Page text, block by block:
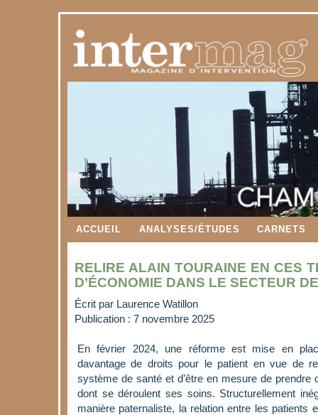
ACCUEIL ANALYSES/ÉTUDES CARNETS
RELIRE ALAIN TOURAINE EN CES
D’ÉCONOMIE DANS LE SECTEUR
Écrit par Laurence Watillon
Publication : 7 novembre 2025
En février 2024, une réforme est mise en
davantage de droits pour le patient en vue de
système de santé et d’être en mesure de prendre
dont se déroulent ses soins. Structurellement
manière paternaliste, la relation entre les patients